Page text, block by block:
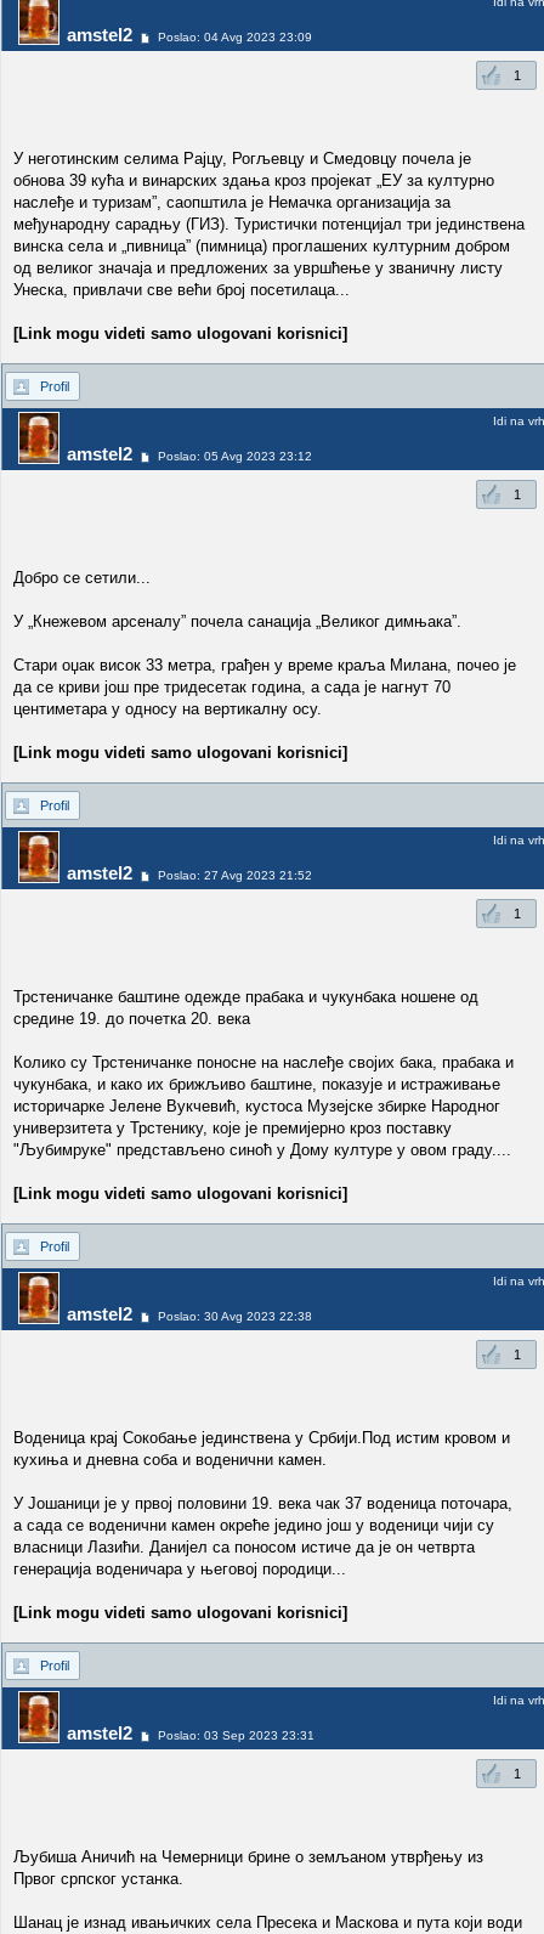
amstel2 Poslao: 04 Avg 2023 23:09
1
У неготинским селима Рајцу, Рогљевцу и Смедовцу почела је
обнова 39 кућа и винарских здања кроз пројекат „ЕУ за културно
наслеђе и туризам”, саопштила је Немачка организација за
међународну сарадњу (ГИЗ). Туристички потенцијал три јединствена
винска села и „пивница” (пимница) проглашених културним добром
од великог значаја и предложених за увршћење у званичну листу
Унеска, привлачи све већи број посетилаца...
[Link mogu videti samo ulogovani korisnici]
Profil
amstel2 Poslao: 05 Avg 2023 23:12
Idi na vrh
1
Добро се сетили...
У „Кнежевом арсеналу” почела санација „Великог димњака”.
Стари оџак висок 33 метра, грађен у време краља Милана, почео је
да се криви још пре тридесетак година, а сада је нагнут 70
центиметара у односу на вертикалну осу.
[Link mogu videti samo ulogovani korisnici]
Profil
amstel2 Poslao: 27 Avg 2023 21:52
Idi na vrh
1
Трстеничанке баштине одежде прабака и чукунбака ношене од
средине 19. до почетка 20. века
Колико су Трстеничанке поносне на наслеђе својих бака, прабака и
чукунбака, и како их брижљиво баштине, показује и истраживање
историчарке Јелене Вукчевић, кустоса Музејске збирке Народног
универзитета у Трстенику, које је премијерно кроз поставку
"Љубимруке" представљено синоћ у Дому културе у овом граду....
[Link mogu videti samo ulogovani korisnici]
Profil
amstel2 Poslao: 30 Avg 2023 22:38
Idi na vrh
1
Воденица крај Сокобање јединствена у Србији.Под истим кровом и
кухиња и дневна соба и воденични камен.
У Јошаници је у првој половини 19. века чак 37 воденица поточара,
а сада се воденични камен окреће једино још у воденици чији су
власници Лазићи. Данијел са поносом истиче да је он четврта
генерација воденичара у његовој породици...
[Link mogu videti samo ulogovani korisnici]
Profil
amstel2 Poslao: 03 Sep 2023 23:31
Idi na vrh
1
Љубиша Аничић на Чемерници брине о земљаном утврђењу из
Првог српског устанка.
Шанац је изнад ивањичких села Пресека и Маскова и пута који води